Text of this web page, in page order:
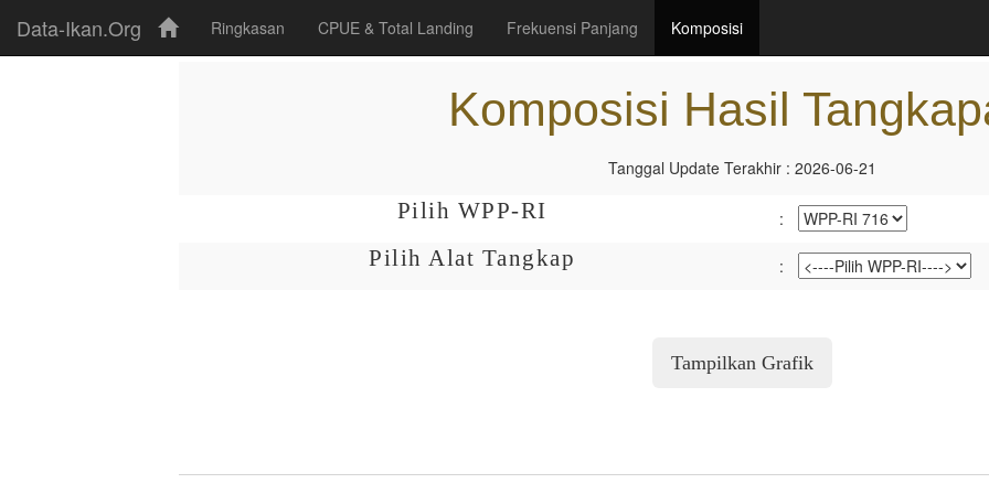
Data-Ikan.Org Ringkasan CPUE & Total Landing Frekuensi Panjang Komposisi(current)
Komposisi Hasil
Tanggal Update Terakhir : 2026-06-21
Pilih WPP-RI :
Pilih Alat Tangkap :